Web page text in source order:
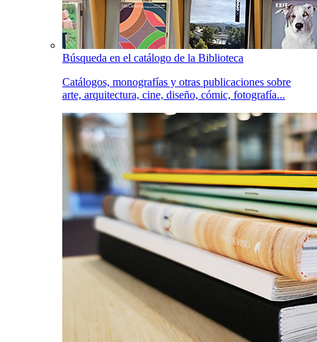
Búsqueda en el catálogo de la Biblioteca
Catálogos, monografías y otras publicaciones sobre
arte, arquitectura, cine, diseño, cómic, fotografía...